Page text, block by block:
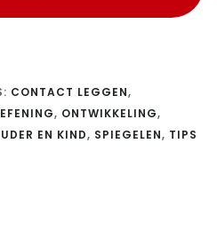
CONTACT LEGGEN,
, ONTWIKKELING,
EN KIND, SPIEGELEN, TIPS